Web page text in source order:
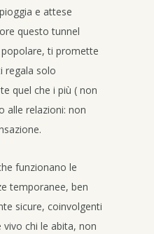
e attese
questo tunnel
ti promette
regala solo
quel che i più ( non
alle relazioni: non
funzionano le
temporanee, ben
sicure, coinvolgenti
chi le abita, non